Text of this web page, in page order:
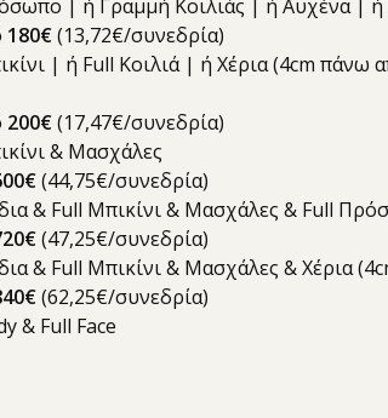
| ή Γραμμή Κοιλιάς | ή Αυχένα |
180€(13,72€/συνεδρία)
| ή Full Κοιλιά | ή Χέρια (4cm
200€(17,47€/συνεδρία)
& Μασχάλες
0€(44,75€/συνεδρία)
& Full Μπικίνι & Μασχάλες & Full
0€(47,25€/συνεδρία)
& Full Μπικίνι & Μασχάλες & Χέρια
0€(62,25€/συνεδρία)
& Full Face